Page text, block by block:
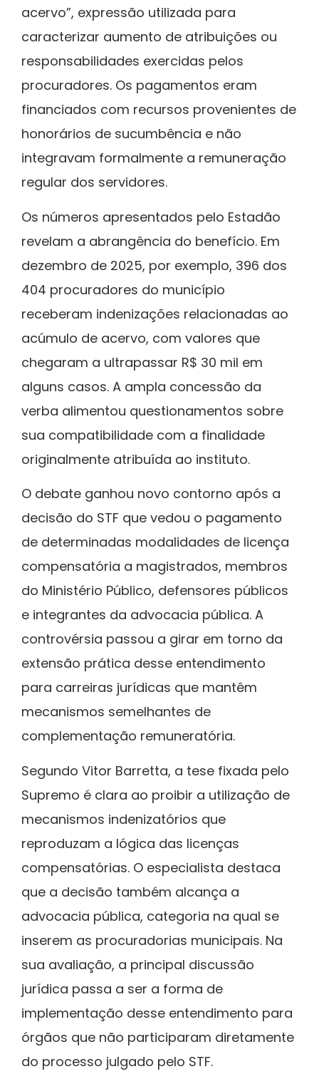
acervo”, expressão utilizada para
caracterizar aumento de atribuições ou
responsabilidades exercidas pelos
procuradores. Os pagamentos eram
financiados com recursos provenientes de
honorários de sucumbência e não
integravam formalmente a remuneração
regular dos servidores.
Os números apresentados pelo Estadão
revelam a abrangência do benefício. Em
dezembro de 2025, por exemplo, 396 dos
404 procuradores do município
receberam indenizações relacionadas ao
acúmulo de acervo, com valores que
chegaram a ultrapassar R$ 30 mil em
alguns casos. A ampla concessão da
verba alimentou questionamentos sobre
sua compatibilidade com a finalidade
originalmente atribuída ao instituto.
O debate ganhou novo contorno após a
decisão do STF que vedou o pagamento
de determinadas modalidades de licença
compensatória a magistrados, membros
do Ministério Público, defensores públicos
e integrantes da advocacia pública. A
controvérsia passou a girar em torno da
extensão prática desse entendimento
para carreiras jurídicas que mantêm
mecanismos semelhantes de
complementação remuneratória.
Segundo Vitor Barretta, a tese fixada pelo
Supremo é clara ao proibir a utilização de
mecanismos indenizatórios que
reproduzam a lógica das licenças
compensatórias. O especialista destaca
que a decisão também alcança a
advocacia pública, categoria na qual se
inserem as procuradorias municipais. Na
sua avaliação, a principal discussão
jurídica passa a ser a forma de
implementação desse entendimento para
órgãos que não participaram diretamente
do processo julgado pelo STF.